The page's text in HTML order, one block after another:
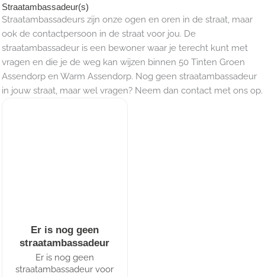
Straatambassadeur(s)
Straatambassadeurs zijn onze ogen en oren in de straat, maar
ook de contactpersoon in de straat voor jou. De
straatambassadeur is een bewoner waar je terecht kunt met
vragen en die je de weg kan wijzen binnen 50 Tinten Groen
Assendorp en Warm Assendorp. Nog geen straatambassadeur
in jouw straat, maar wel vragen? Neem dan contact met ons op.
Er is nog geen
straatambassadeur
Er is nog geen
straatambassadeur voor